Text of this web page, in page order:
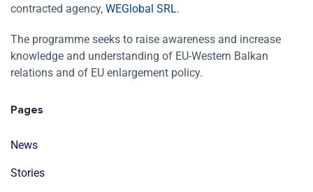
contracted agency, WEGlobal SRL.
The programme seeks to raise awareness and increase
knowledge and understanding of EU-Western Balkan
relations and of EU enlargement policy.
Pages
News
Stories